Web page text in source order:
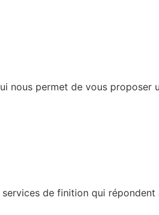
nous permet de vous proposer
de finition qui répondent